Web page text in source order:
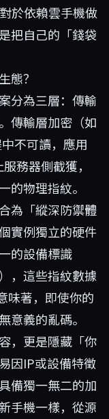
於依賴雲手機做
把自己的「錢袋
態？
分為三層：傳輸
傳輸層加密（如
不可讀，應用
務器側截獲，
的物理指紋。
為「縱深防禦體
實例獨立的硬件
的設備標識
，這些指紋數據
味著，即使你的
意義的亂碼。
，更是隱藏「你
因IP或設備特徵
備獨一無二的加
手機一樣，從源